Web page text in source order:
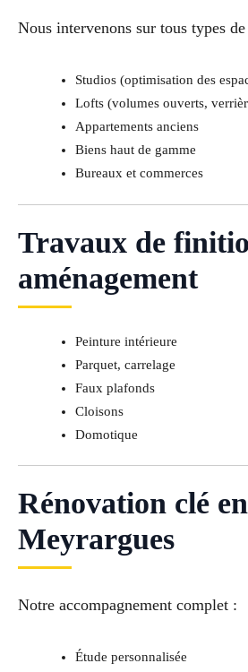
Nous intervenons sur tous types
Studios (optimisation des
Lofts (volumes ouverts,
Appartements anciens
Biens haut de gamme
Bureaux et commerces
Travaux de
aménagement
Peinture intérieure
Parquet, carrelage
Faux plafonds
Cloisons
Domotique
Rénovation clé
Meyrargues
Notre accompagnement complet :
Étude personnalisée